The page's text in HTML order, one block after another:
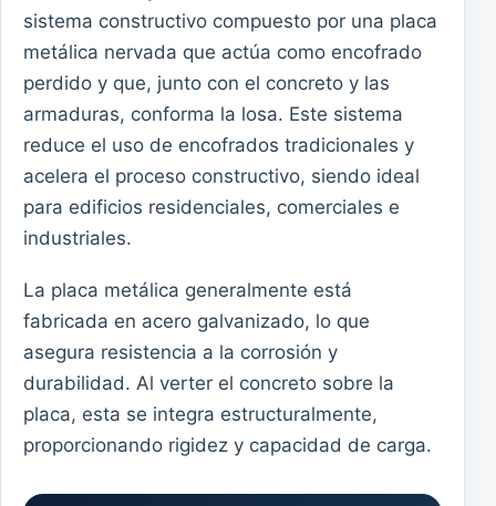
sistema constructivo compuesto por una placa
metálica nervada que actúa como encofrado
perdido y que, junto con el concreto y las
armaduras, conforma la losa. Este sistema
reduce el uso de encofrados tradicionales y
acelera el proceso constructivo, siendo ideal
para edificios residenciales, comerciales e
industriales.
La placa metálica generalmente está
fabricada en acero galvanizado, lo que
asegura resistencia a la corrosión y
durabilidad. Al verter el concreto sobre la
placa, esta se integra estructuralmente,
proporcionando rigidez y capacidad de carga.